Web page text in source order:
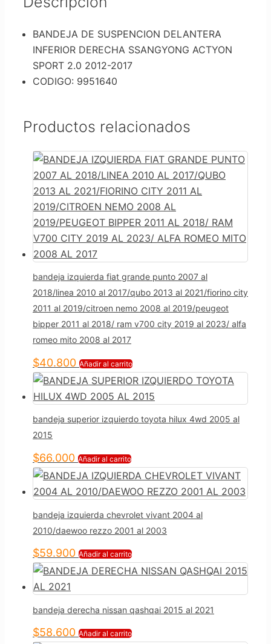
BANDEJA DE SUSPENCION DELANTERA
INFERIOR DERECHA SSANGYONG ACTYON
SPORT 2.0 2012-2017
CODIGO: 9951640
Productos relacionados
bandeja izquierda fiat grande punto 2007 al
2018/linea 2010 al 2017/qubo 2013 al 2021/fiorino city
2011 al 2019/citroen nemo 2008 al 2019/peugeot
bipper 2011 al 2018/ ram v700 city 2019 al 2023/ alfa
romeo mito 2008 al 2017
$40.800 Añadir al carrito
bandeja superior izquierdo toyota hilux 4wd 2005 al
2015
$66.000 Añadir al carrito
bandeja izquierda chevrolet vivant 2004 al
2010/daewoo rezzo 2001 al 2003
$59.900 Añadir al carrito
bandeja derecha nissan qashqai 2015 al 2021
$58.600 Añadir al carrito